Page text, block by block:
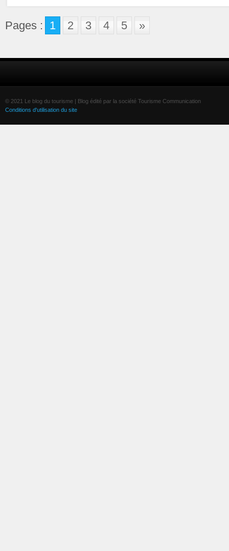
Pages : 1 2 3 4 5 »
© 2021 Le blog du tourisme | Blog édité par la société Tourisme Communication
Conditions d'utilisation du site